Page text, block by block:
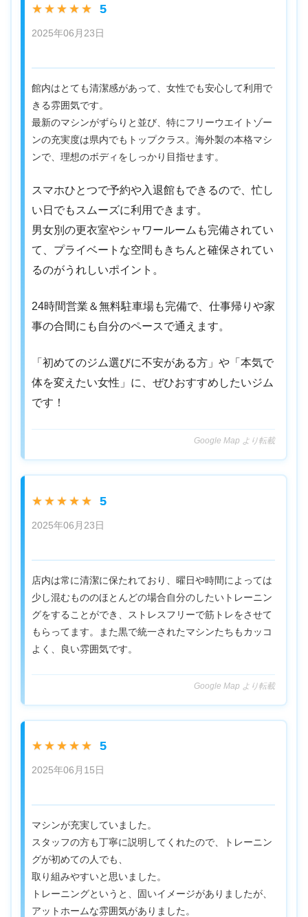
★★★★★ 5
2025年06月23日
館内はとても清潔感があって、女性でも安心して利用で
きる雰囲気です。
最新のマシンがずらりと並び、特にフリーウエイトゾー
ンの充実度は県内でもトップクラス。海外製の本格マシ
ンで、理想のボディをしっかり目指せます。
スマホひとつで予約や入退館もできるので、忙し
い日でもスムーズに利用できます。
男女別の更衣室やシャワールームも完備されてい
て、プライベートな空間もきちんと確保されてい
るのがうれしいポイント。
24時間営業＆無料駐車場も完備で、仕事帰りや家
事の合間にも自分のペースで通えます。
「初めてのジム選びに不安がある方」や「本気で
体を変えたい女性」に、ぜひおすすめしたいジム
です！
Google Map より転載
★★★★★ 5
2025年06月23日
店内は常に清潔に保たれており、曜日や時間によっては
少し混むもののほとんどの場合自分のしたいトレーニン
グをすることができ、ストレスフリーで筋トレをさせて
もらってます。また黒で統一されたマシンたちもカッコ
よく、良い雰囲気です。
Google Map より転載
★★★★★ 5
2025年06月15日
マシンが充実していました。
スタッフの方も丁寧に説明してくれたので、トレーニン
グが初めての人でも、
取り組みやすいと思いました。
トレーニングというと、固いイメージがありましたが、
アットホームな雰囲気がありました。